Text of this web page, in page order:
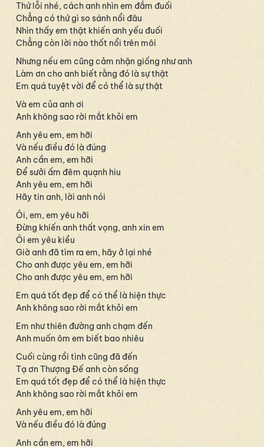
Thứ lỗi nhé, cách anh nhìn em đắm đuối
Chẳng có thứ gì so sánh nổi đâu
Nhìn thấy em thật khiến anh yếu đuối
Chẳng còn lời nào thốt nổi trên môi
Nhưng nếu em cũng cảm nhận giống như anh
Làm ơn cho anh biết rằng đó là sự thật
Em quá tuyệt vời để có thể là sự thật
Và em của anh ơi
Anh không sao rời mắt khỏi em
Anh yêu em, em hỡi
Và nếu điều đó là đúng
Anh cần em, em hỡi
Để sưởi ấm đêm quạnh hiu
Anh yêu em, em hỡi
Hãy tin anh, lời anh nói
Ôi, em, em yêu hỡi
Đừng khiến anh thất vọng, anh xin em
Ôi em yêu kiều
Giờ anh đã tìm ra em, hãy ở lại nhé
Cho anh được yêu em, em hỡi
Cho anh được yêu em, em hỡi
Em quá tốt đẹp để có thể là hiện thực
Anh không sao rời mắt khỏi em
Em như thiên đường anh chạm đến
Anh muốn ôm em biết bao nhiêu
Cuối cùng rồi tình cũng đã đến
Tạ ơn Thượng Đế anh còn sống
Em quá tốt đẹp để có thể là hiện thực
Anh không sao rời mắt khỏi em
Anh yêu em, em hỡi
Và nếu điều đó là đúng
Anh cần em, em hỡi